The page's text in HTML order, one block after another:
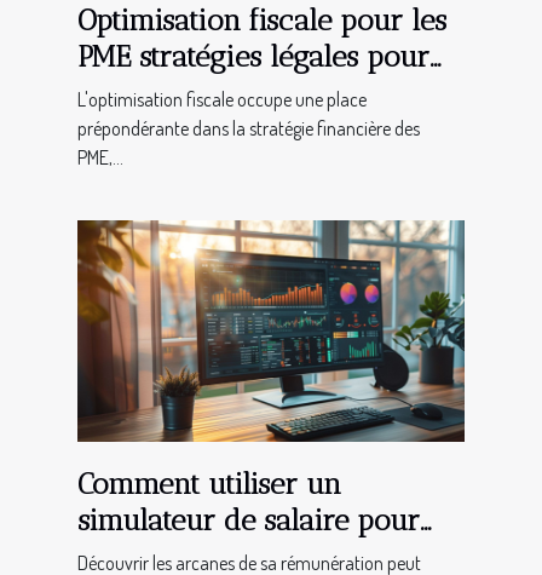
Optimisation fiscale pour les
PME stratégies légales pour
diminuer vos impôts
L'optimisation fiscale occupe une place
prépondérante dans la stratégie financière des
PME,...
Comment utiliser un
simulateur de salaire pour
optimiser vos finances
Découvrir les arcanes de sa rémunération peut